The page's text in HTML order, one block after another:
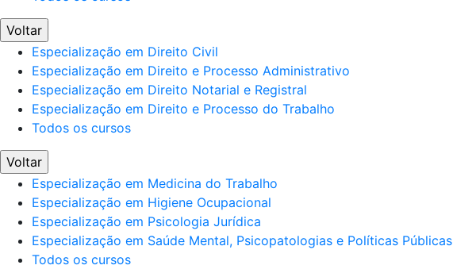
Voltar
Especialização em Direito Civil
Especialização em Direito e Processo Administrativo
Especialização em Direito Notarial e Registral
Especialização em Direito e Processo do Trabalho
Todos os cursos
Voltar
Especialização em Medicina do Trabalho
Especialização em Higiene Ocupacional
Especialização em Psicologia Jurídica
Especialização em Saúde Mental, Psicopatologias e Políticas Públicas
Todos os cursos